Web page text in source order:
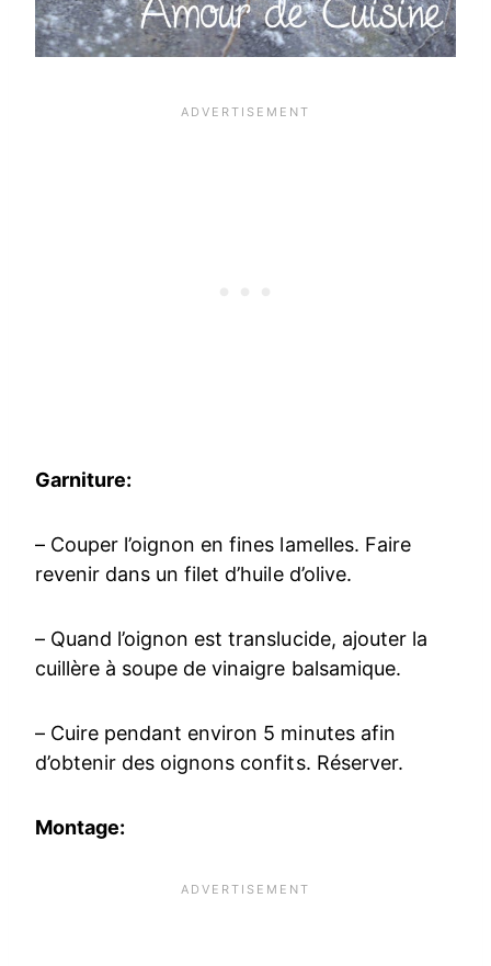
Garniture:
– Couper l’oignon en fines lamelles. Faire
revenir dans un filet d’huile d’olive.
– Quand l’oignon est translucide, ajouter la
cuillère à soupe de vinaigre balsamique.
– Cuire pendant environ 5 minutes afin
d’obtenir des oignons confits. Réserver.
Montage: